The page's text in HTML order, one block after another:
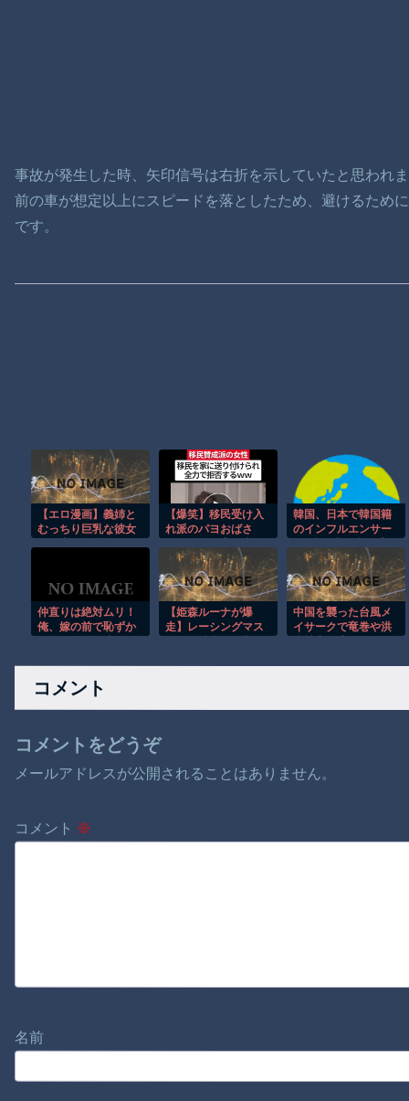
事故が発生した時、矢印信号は右折を示していたと思われ
前の車が想定以上にスピードを落としたため、避けるため
です。
【エロ漫画】義姉と
むっちり巨乳な彼女
【爆笑】移民受け入
れ派のパヨおばさ
れたら全力で拒否る
ｗｗｗｗｗｗｗｗｗ
ｗ
韓国、日本で韓国籍
のインフルエンサー
して逮捕されたのに
「また日本は嫌韓し
ようとしている」と
決めつけて責任転嫁
仲直りは絶対ムリ！
俺、嫁の前で恥ずか
ｗｗｗｗ
【姫森ルーナが爆
走】レーシングマス
ら！！！
中国を襲った台風メ
イサークで竜巻や洪
コメント
コメントをどうぞ
メールアドレスが公開されることはありません。
コメント ※
名前